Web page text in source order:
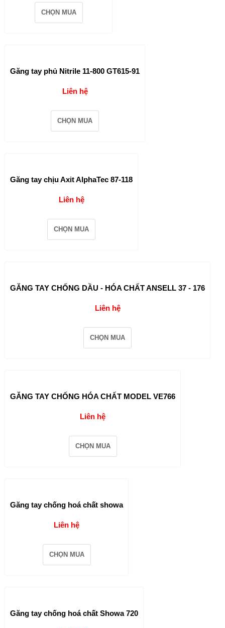
CHỌN MUA
Găng tay phủ Nitrile 11-800 GT615-91
Liên hệ
CHỌN MUA
Găng tay chịu Axit AlphaTec 87-118
Liên hệ
CHỌN MUA
GĂNG TAY CHỐNG DẦU - HÓA CHẤT ANSELL 37 - 176
Liên hệ
CHỌN MUA
GĂNG TAY CHỐNG HÓA CHẤT MODEL VE766
Liên hệ
CHỌN MUA
Găng tay chống hoá chất showa
Liên hệ
CHỌN MUA
Găng tay chống hoá chất Showa 720